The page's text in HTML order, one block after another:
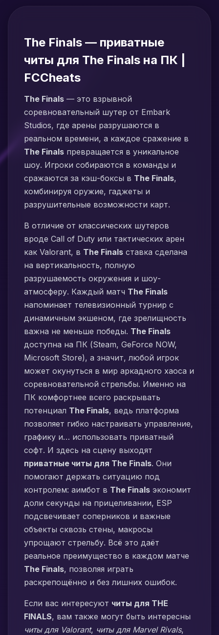
The Finals — приватные
читы для The Finals на ПК |
FCCheats
The Finals — это взрывной
соревновательный шутер от Embark
Studios, где арены разрушаются в
реальном времени, а каждое сражение в
The Finals превращается в уникальное
шоу. Игроки собираются в команды и
сражаются за кэш-боксы в The Finals,
комбинируя оружие, гаджеты и
разрушительные возможности карт.
В отличие от классических шутеров
вроде Call of Duty или тактических арен
как Valorant, в The Finals ставка сделана
на вертикальность, полную
разрушаемость окружения и шоу-
атмосферу. Каждый матч The Finals
напоминает телевизионный турнир с
динамичным экшеном, где зрелищность
важна не меньше победы. The Finals
доступна на ПК (Steam, GeForce NOW,
Microsoft Store), а значит, любой игрок
может окунуться в мир аркадного хаоса и
соревновательной стрельбы. Именно на
ПК комфортнее всего раскрывать
потенциал The Finals, ведь платформа
позволяет гибко настраивать управление,
графику и… использовать приватный
софт. И здесь на сцену выходят
приватные читы для The Finals. Они
помогают держать ситуацию под
контролем: аимбот в The Finals экономит
доли секунды на прицеливании, ESP
подсвечивает соперников и важные
объекты сквозь стены, макросы
упрощают стрельбу. Всё это даёт
реальное преимущество в каждом матче
The Finals, позволяя играть
раскрепощённо и без лишних ошибок.
Если вас интересуют читы для THE
FINALS, вам также могут быть интересны
читы для Valorant, читы для Marvel Rivals,